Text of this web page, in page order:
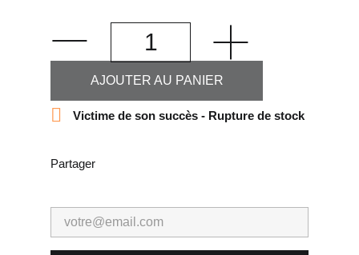
AJOUTER AU PANIER
 Victime de son succès - Rupture de stock
Partager